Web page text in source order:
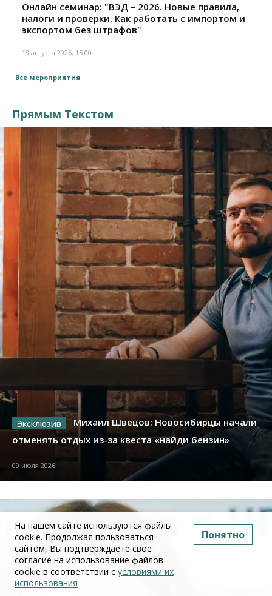
Онлайн семинар: "ВЭД – 2026. Новые правила,
налоги и проверки. Как работать с импортом и
экспортом без штрафов"
18 августа 2026, 15:00
Все мероприятия
Прямым Текстом
Михаил Швецов: Новосибирцы начали
отменять отдых из-за квеста «найди бензин»
09 июля 2026
На нашем сайте используются файлы
cookie. Продолжая пользоваться
сайтом, Вы подтверждаете свое
согласие на использование файлов
cookie в соответствии с условиями их
использования
Понятно